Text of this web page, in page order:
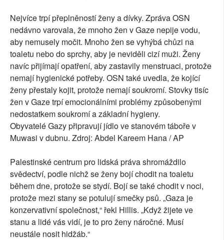
Nejvíce trpí přeplněností ženy a dívky. Zpráva OSN
nedávno varovala, že mnoho žen v Gaze nepije vodu,
aby nemusely močit. Mnoho žen se vyhýbá chůzi na
toaletu nebo do sprchy, aby je neviděli cizí muži. Ženy
navíc přijímají opatření, aby zastavily menstruaci, protože
nemají hygienické potřeby. OSN také uvedla, že kojící
ženy přestaly kojit, protože nemají soukromí. Stovky tisíc
žen v Gaze trpí emocionálními problémy způsobenými
nedostatkem soukromí a základní hygieny.
Obyvatelé Gazy připravují jídlo ve stanovém táboře v
Muwasi v dubnu. Zdroj: Abdel Kareem Hana / AP
Palestinské centrum pro lidská práva shromáždilo
svědectví, podle nichž se ženy bojí chodit na toaletu
během dne, protože se stydí. Bojí se také chodit v noci,
protože mezi stany se potulují smečky psů. „Gaza je
konzervativní společnost,“ řekl Hillis. „Když žijete ve
stanu a lidé vás vidí, je to pro ženy náročné. Musí
neustále nosit hidžáb.“